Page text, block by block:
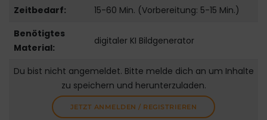
Zeitbedarf:
15-60 Min. (Vorbereitung: 5-15 Min.)
Benötigtes
Material:
digitaler KI Bildgenerator
Du bist nicht angemeldet. Bitte melde dich an um Inhalte
zu speichern und herunterzuladen.
JETZT ANMELDEN / REGISTRIEREN